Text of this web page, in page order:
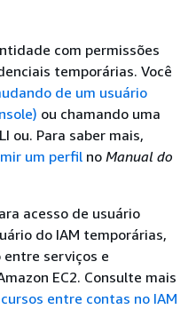
com permissões
temporárias. Você
de um usuário
ou chamando uma
ou. Para saber mais,
um perfil no Manual do
acesso de usuário
do IAM temporárias,
entre serviços e
EC2. Consulte mais
entre contas no IAM